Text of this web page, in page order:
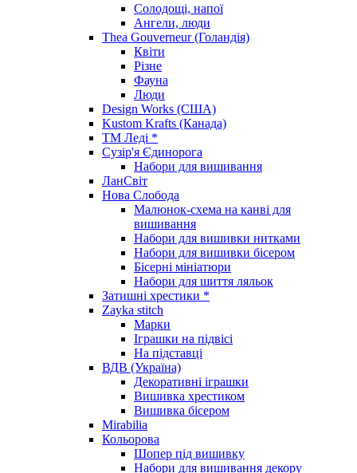
Солодощі, напої
Ангели, люди
Thea Gouverneur (Голандія)
Квіти
Різне
Фауна
Люди
Design Works (США)
Kustom Krafts (Канада)
ТМ Леді *
Сузір'я Єдинорога
Набори для вишивання
ЛанСвіт
Нова Слобода
Малюнок-схема на канві для
вишивання
Набори для вишивки нитками
Набори для вишивки бісером
Бісерні мініатюри
Набори для шиття ляльок
Затишні хрестики *
Zayka stitch
Марки
Іграшки на підвісі
На підставці
ВДВ (Україна)
Декоративні іграшки
Вишивка хрестиком
Вишивка бісером
Mirabilia
Кольорова
Шопер під вишивку
Набори для вишивання декору